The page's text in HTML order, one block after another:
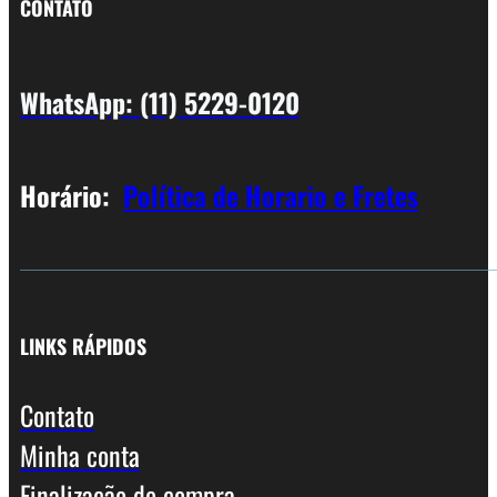
CONTATO
WhatsApp: (11) 5229-0120
Horário: Política de Horario e Fretes
LINKS RÁPIDOS
Contato
Minha conta